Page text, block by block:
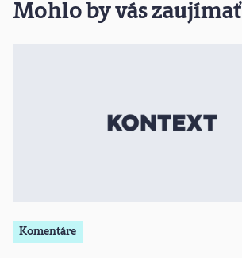
Mohlo by vás zaujímať
Komentáre